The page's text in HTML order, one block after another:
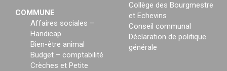
COMMUNE
Affaires sociales –
Handicap
Bien-être animal
Budget – comptabilité
Crèches et Petite
Collège des Bourgmestre
et Echevins
Conseil communal
Déclaration de politique
générale